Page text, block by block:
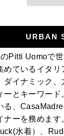
URBAN
Pitti Uomoで
めているイタ
ダイナミック、
ーとキーワー
る、
ナーを務めま
水着）、